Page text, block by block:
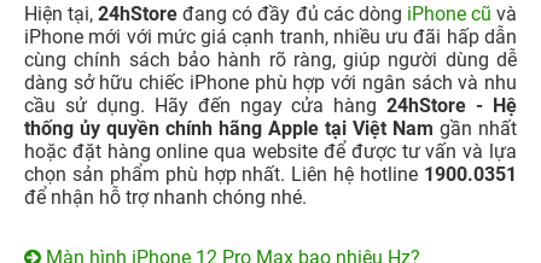
Hiện tại,24hStore đang có đầy đủ các dòng iPhone cũ và
iPhone mới với mức giá cạnh tranh, nhiều ưu đãi hấp dẫn
cùng chính sách bảo hành rõ ràng, giúp người dùng dễ
dàng sở hữu chiếc iPhone phù hợp với ngân sách và nhu
cầu sử dụng. Hãy đến ngay cửa hàng24hStore - Hệ
thống ủy quyền chính hãng Apple tại Việt Nam gần nhất
hoặc đặt hàng online qua website để được tư vấn và lựa
chọn sản phẩm phù hợp nhất. Liên hệ hotline 1900.0351
để nhận hỗ trợ nhanh chóng nhé.
Màn hình iPhone 12 Pro Max bao nhiêu Hz?